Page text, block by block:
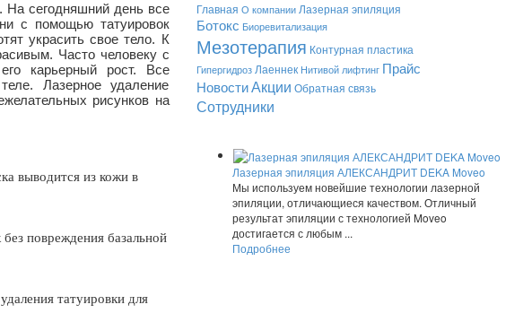
сегодняшний день все
с помощью татуировок
украсить свое тело. К
Часто человеку с
карьерный рост. Все
Лазерное удаление
рисунков на
выводится из кожи в
повреждения базальной
татуировки для
Главная О компании Лазерная эпиляция
Ботокс Биоревитализация
Мезотерапия Контурная пластика
Гипергидроз Лаеннек Нитивой лифтинг Прайс
НовостиАкции Обратная связь
Сотрудники
Лазерная эпиляция АЛЕКСАНДРИТ DEKA Moveo
Мы используем новейшие технологии лазерной
эпиляции, отличающиеся качеством. Отличный
результат эпиляции с технологией Moveo
достигается с любым ...
Подробнее